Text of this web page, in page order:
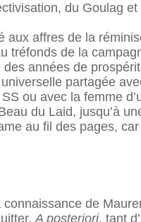
du Goulag
affres de la
de la
années de
partagée
ou avec la femme
du Laid, jusqu’à
au fil des pages,
de
A posteriori, tant